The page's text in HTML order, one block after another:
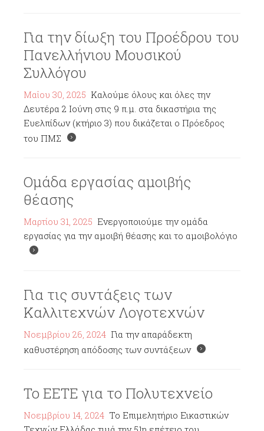
Για την δίωξη του Προέδρου του
Πανελλήνιου Μουσικού
Συλλόγου
Μαΐου 30, 2025 Καλούμε όλους και όλες την
Δευτέρα 2 Ιούνη στις 9 π.μ. στα δικαστήρια της
Ευελπίδων (κτήριο 3) που δικάζεται ο Πρόεδρος
του ΠΜΣ
Ομάδα εργασίας αμοιβής
θέασης
Μαρτίου 31, 2025 Ενεργοποιούμε την ομάδα
εργασίας για την αμοιβή θέασης και το αμοιβολόγιο
Για τις συντάξεις των
Καλλιτεχνών Λογοτεχνών
Νοεμβρίου 26, 2024 Για την απαράδεκτη
καθυστέρηση απόδοσης των συντάξεων
Το ΕΕΤΕ για το Πολυτεχνείο
Νοεμβρίου 14, 2024 Το Επιμελητήριο Εικαστικών